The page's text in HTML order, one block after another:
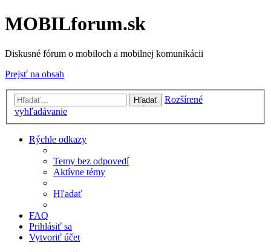
MOBILforum.sk
Diskusné fórum o mobiloch a mobilnej komunikácii
Prejsť na obsah
Hľadať
Rozšírené
vyhľadávanie
Rýchle odkazy
Temy bez odpovedí
Aktívne témy
Hľadať
FAQ
Prihlásiť sa
Vytvoriť účet